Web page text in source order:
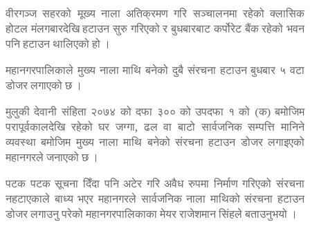
वीरगञ्ज सहरको मूख्य नाला अतिक्रमण गरि सञ्चालनमा रहेको क्लासिक
होटल मंलगबारदेखि हटाउन सुरु गरिएको र बुधबारबाट कर्पोरेट बैंक रहेको भवन
पनि हटाउन थालिएको हो ।
महानगरपालिकाले मुख्य नाला माथि बनेको दुबै संरचना हटाउन बुधबार ५ वटा
डोजर लगाएको छ ।
मुलुकी देवानी संहिता २०७४ को दफा ३०० को उपदफा १ को (क) बमोजिम
परापूर्वकालदेखि रहेको घर जग्गा, ढल वा बाटो सार्वजनिक सम्पत्ति मानिने
व्यवस्था बमोजिम मुख्य नाला माथि बनेको संरचना हटाउन डोजर लगाइएको
महानगरले जनाएको छ ।
पटक पटक सूचना दिँदा पनि अटेर गरि अवैध रुपमा निर्माण गरिएको संरचना
नहटाएकाले बाध्य भएर महानगरले सार्वजनिक नाला माथिको संरचना हटाउन
डोजर लगाउनु परेको महानगरपालिकाका मेयर राजेशमान सिंहले बताउनुभयो ।